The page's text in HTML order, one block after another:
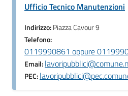
Ufficio Tecnico Manutenzioni
Indirizzo:Piazza Cavour 9
Telefono:
0119990861 oppure
Email:
PEC: